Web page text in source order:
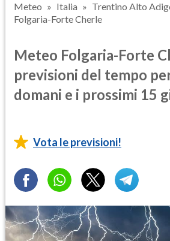
Meteo Italia
Trentino Alto
Folgaria-Forte Cherle
Meteo Folgaria-Forte
previsioni del tempo
domani e i prossimi 15
Vota le previsioni!